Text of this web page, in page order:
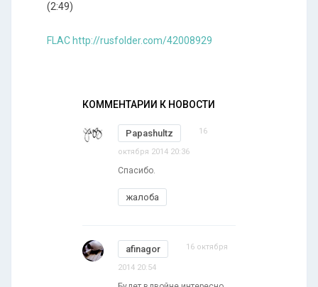
(2:49)
FLAC http://rusfolder.com/42008929
КОММЕНТАРИИ К НОВОСТИ
Papashultz 16
октября 2014 20:36
Спасибо.
жалоба
afinagor 16 октября
2014 20:54